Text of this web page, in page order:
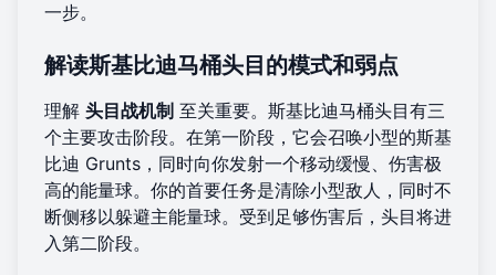
一步。
解读斯基比迪马桶头目的模式和弱点
理解 头目战机制 至关重要。斯基比迪马桶头目有三
个主要攻击阶段。在第一阶段，它会召唤小型的斯基
比迪 Grunts，同时向你发射一个移动缓慢、伤害极
高的能量球。你的首要任务是清除小型敌人，同时不
断侧移以躲避主能量球。受到足够伤害后，头目将进
入第二阶段。